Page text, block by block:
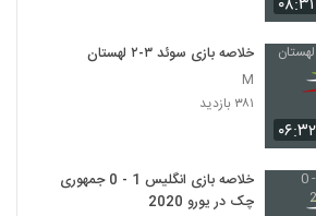
۰۶:۳۲
خلاصه بازی سوئد ۳-۲ لهستان
M
۳۸۱ بازدید
خلاصه بازی انگلیس 1 - 0 جمهوری
چک در یورو 2020